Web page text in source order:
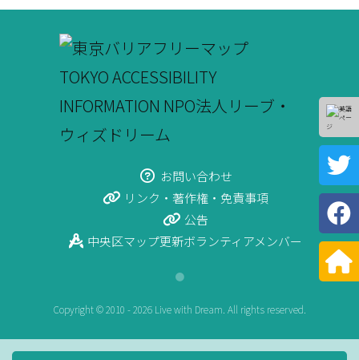
お問い合わせ
リンク・著作権・免責事項
公告
中央区マップ更新ボランティアメンバー
●
Copyright © 2010 - 2026 Live with Dream. All rights reserved.